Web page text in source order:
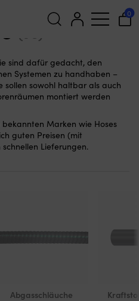
0
sind dafür gedacht, den
Systemen zu handhaben –
sollen sowohl haltbar als auch
montiert werden
Marken wie Hoses
guten Preisen (mit
Lieferungen.
Abgasschläuche